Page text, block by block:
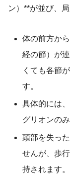
ン）**が並び、
体の前方か
経の節）が
くても各節
す。
具体的には
グリオンの
頭部を失っ
せんが、歩
持されます